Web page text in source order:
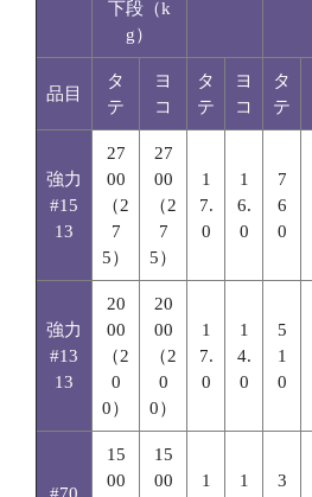
下段（k
g）
品目
タ
テ
ヨ
コ
タ
テ
ヨ
コ
タ
テ
強力
#15
13
27
00
（2
7
5）
27
00
（2
7
5）
1
7.
0
1
6.
0
7
6
0
強力
#13
13
20
00
（2
0
0）
20
00
（2
0
0）
1
7.
0
1
4.
0
5
1
0
#70
15
00
15
00
1
1
3